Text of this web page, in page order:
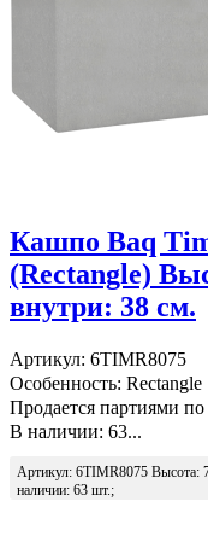
Кашпо Baq
(Rectangle)
внутри: 38 см.
Артикул: 6TIMR8075
Особенность: Rectangle
Продается партиями
В наличии: 63...
Артикул: 6TIMR8075
наличии: 63 шт.;